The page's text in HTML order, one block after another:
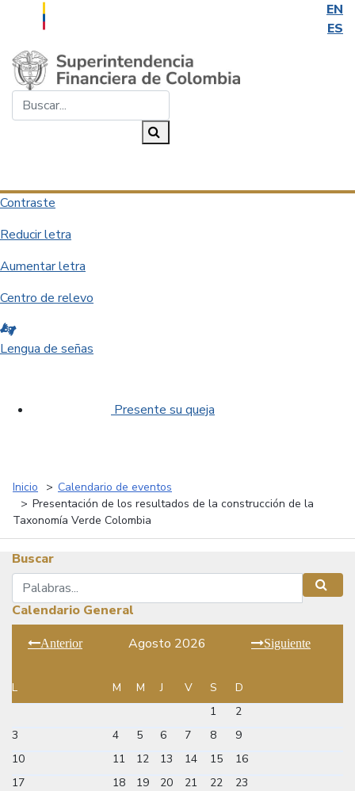
EN
ES
Saltar al contenido principal
Contraste
Reducir letra
Aumentar letra
Centro de relevo
Lengua de señas
Presente su queja
Inicio
Calendario de eventos
Presentación de los resultados de la construcción de la
Taxonomía Verde Colombia
Buscar
Buscar
Calendario General
Anterior Agosto 2026 Siguiente
L M M J V S
D
1
2
3
4 5 6 7 8
9
10
11 12 13 14 15
16
17
18 19 20 21 22
23